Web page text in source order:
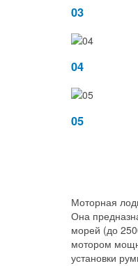
03
04
05
Моторная
Она
морей (до
мотором
установки